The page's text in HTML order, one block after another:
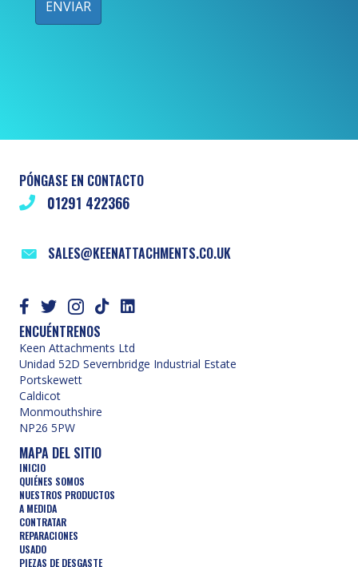
PÓNGASE EN CONTACTO
01291 422366
SALES@KEENATTACHMENTS.CO.UK
ENCUÉNTRENOS
Keen Attachments Ltd
Unidad 52D Severnbridge Industrial Estate
Portskewett
Caldicot
Monmouthshire
NP26 5PW
MAPA DEL SITIO
INICIO
QUIÉNES SOMOS
NUESTROS PRODUCTOS
A MEDIDA
CONTRATAR
REPARACIONES
USADO
PIEZAS DE DESGASTE